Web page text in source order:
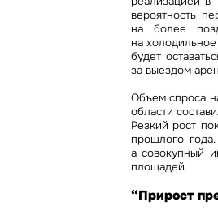
вероятность
на более
на
будет
за выездом
Объем спроса
области
Резкий рост
прошлого
а совокупный
площадей.
“Прирост